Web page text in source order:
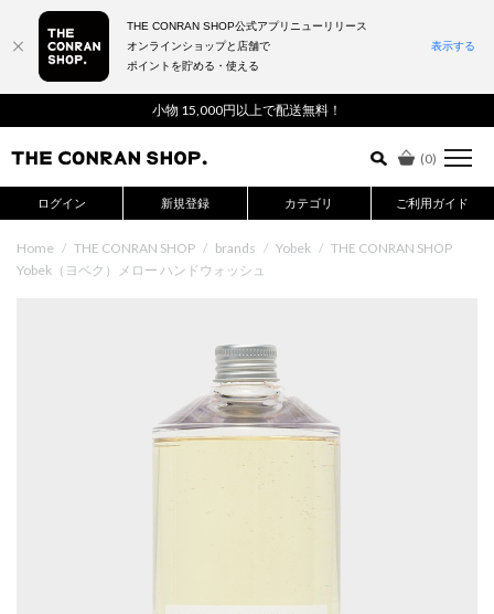
小物 15,000円以上で配送無料！
(0)
ログイン 新規登録 カテゴリ ご利用ガイド
詳細検索はこちら
Home / THE CONRAN SHOP / brands / Yobek / THE CONRAN SHOP
Yobek（ヨベク）メロー ハンドウォッシュ
THE CONRAN SHOP公式アプリニューリリース
オンラインショップと店舗で
ポイントを貯める・使える
表示する